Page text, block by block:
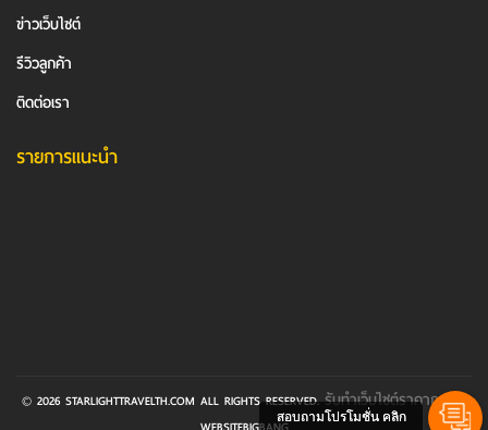
ข่าวเว็บไซต์
รีวิวลูกค้า
ติดต่อเรา
รายการแนะนำ
© 2026 STARLIGHTTRAVELTH.COM ALL RIGHTS RESERVED.รับทําเว็บไซต์ราคาถูกBY
สอบถามโปรโมชั่น คลิก